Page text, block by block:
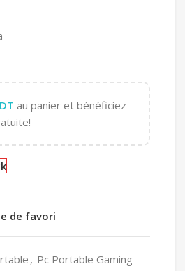
DT au panier et bénéficiez
de favori
, Pc Portable Gaming